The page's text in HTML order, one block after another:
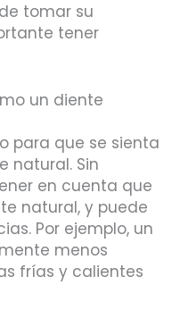
tomar su
tener
un diente
para que se sienta
natural. Sin
en cuenta que
natural, y puede
Por ejemplo, un
menos
frías y calientes